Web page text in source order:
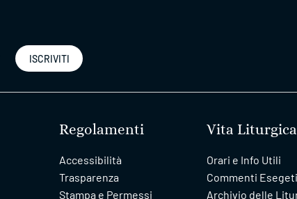
ISCRIVITI
Regolamenti
Accessibilità
Trasparenza
Stampa e Permessi
Vita Liturgica
Orari e Info Utili
Commenti
Archivio delle